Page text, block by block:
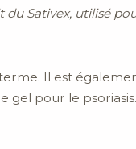
Sativex, utilisé
Il est
gel pour le psoriasis.